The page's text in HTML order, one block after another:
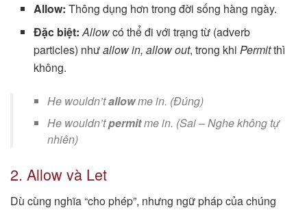
Allow: Thông dụng hơn trong đời sống hàng ngày.
Đặc biệt: Allowcó thể đi với trạng từ (adverb
particles) nhưallow in, allow out, trong khiPermitthì
không.
He wouldn’tallowme in. (Đúng)
He wouldn’tpermitme in. (Sai – Nghe không tự
nhiên)
2. Allow và Let
Dù cùng nghĩa “cho phép”, nhưng ngữ pháp của chúng